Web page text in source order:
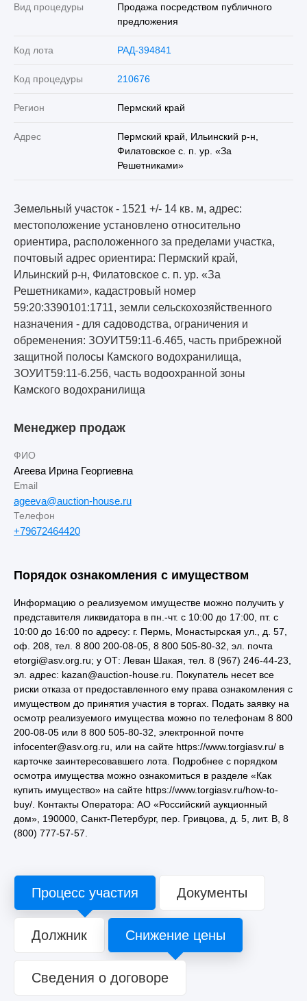
Вид процедуры
Продажа посредством публичного
предложения
Код лота РАД-394841
Код процедуры 210676
Регион Пермский край
Адрес
Пермский край, Ильинский р-н,
Филатовское с. п. ур. «За
Решетниками»
Земельный участок - 1521 +/- 14 кв. м, адрес:
местоположение установлено относительно
ориентира, расположенного за пределами участка,
почтовый адрес ориентира: Пермский край,
Ильинский р-н, Филатовское с. п. ур. «За
Решетниками», кадастровый номер
59:20:3390101:1711, земли сельскохозяйственного
назначения - для садоводства, ограничения и
обременения: ЗОУИТ59:11-6.465, часть прибрежной
защитной полосы Камского водохранилища,
ЗОУИТ59:11-6.256, часть водоохранной зоны
Камского водохранилища
Менеджер продаж
ФИО
Агеева Ирина Георгиевна
Email
ageeva@auction-house.ru
Телефон
+79672464420
Порядок ознакомления с имуществом
Информацию о реализуемом имуществе можно получить у
представителя ликвидатора в пн.-чт. с 10:00 до 17:00, пт. с
10:00 до 16:00 по адресу: г. Пермь, Монастырская ул., д. 57,
оф. 208, тел. 8 800 200-08-05, 8 800 505-80-32, эл. почта
etorgi@asv.org.ru; у ОТ: Леван Шакая, тел. 8 (967) 246-44-23,
эл. адрес: kazan@auction-house.ru. Покупатель несет все
риски отказа от предоставленного ему права ознакомления с
имуществом до принятия участия в торгах. Подать заявку на
осмотр реализуемого имущества можно по телефонам 8 800
200-08-05 или 8 800 505-80-32, электронной почте
infocenter@asv.org.ru, или на сайте https://www.torgiasv.ru/ в
карточке заинтересовавшего лота. Подробнее с порядком
осмотра имущества можно ознакомиться в разделе «Как
купить имущество» на сайте https://www.torgiasv.ru/how-to-
buy/. Контакты Оператора: АО «Российский аукционный
дом», 190000, Санкт-Петербург, пер. Гривцова, д. 5, лит. В, 8
(800) 777-57-57.
Процесс участия Документы
Должник Снижение цены
Сведения о договоре